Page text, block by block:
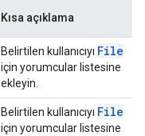
Kısa açıklama
Belirtilen kullanıcıyı File
için yorumcular listesine
ekleyin.
Belirtilen kullanıcıyı File
için yorumcular listesine